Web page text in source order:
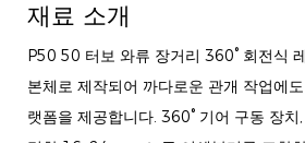
재료 소개
P50 50 터보 와류 장거리 360° 회전식
본체로 제작되어 까다로운 관개 작업에
랫폼을 제공합니다. 360° 기어 구동 장